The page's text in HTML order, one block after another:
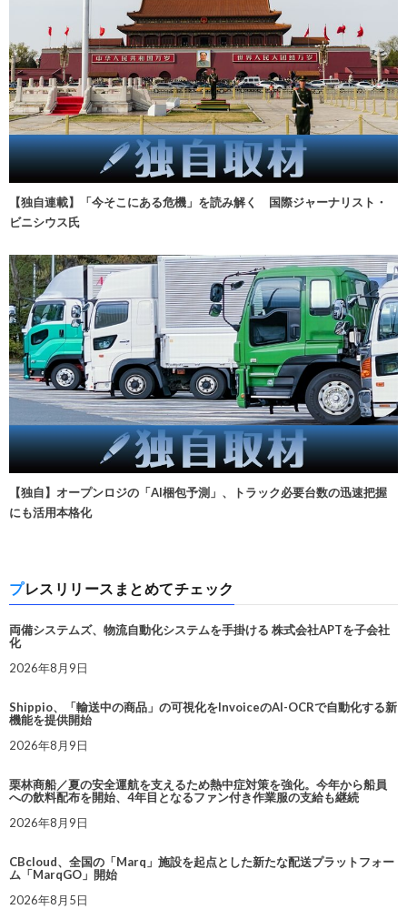
【独自連載】「今そこにある危機」を読み解く 国際ジャーナリスト・
ビニシウス氏
【独自】オープンロジの「AI梱包予測」、トラック必要台数の迅速把握
にも活用本格化
プレスリリースまとめてチェック
両備システムズ、物流自動化システムを手掛ける 株式会社APTを子会社
化
2026年8月9日
Shippio、「輸送中の商品」の可視化をInvoiceのAI-OCRで自動化する新
機能を提供開始
2026年8月9日
栗林商船／夏の安全運航を支えるため熱中症対策を強化。今年から船員
への飲料配布を開始、4年目となるファン付き作業服の支給も継続
2026年8月9日
CBcloud、全国の「Marq」施設を起点とした新たな配送プラットフォー
ム「MarqGO」開始
2026年8月5日